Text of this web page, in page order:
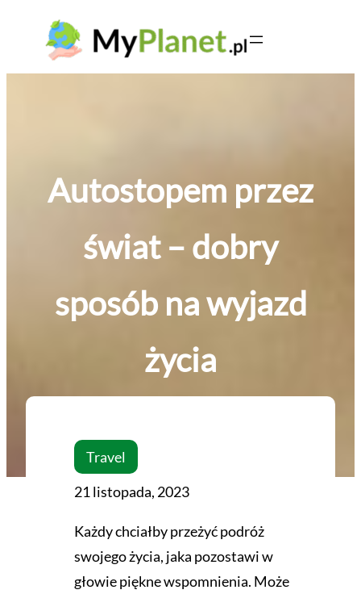
Autostopem przez
świat – dobry
sposób na wyjazd
życia
Travel
21 listopada, 2023
Każdy chciałby przeżyć podróż
swojego życia, jaka pozostawi w
głowie piękne wspomnienia. Może